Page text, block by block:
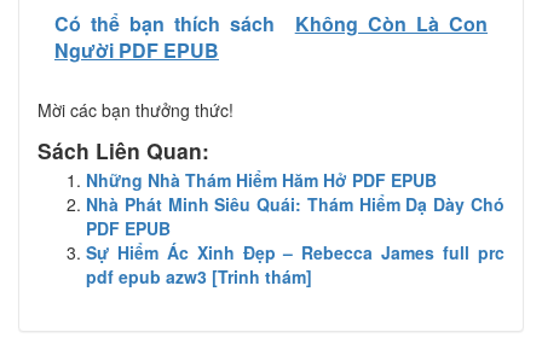
Có thể bạn thích sách
Không Còn Là Con
Người PDF EPUB
Mời các bạn thưởng thức!
Sách Liên Quan:
Những Nhà Thám Hiểm Hăm Hở PDF EPUB
Nhà Phát Minh Siêu Quái: Thám Hiểm Dạ Dày Chó
PDF EPUB
Sự Hiểm Ác Xinh Đẹp – Rebecca James full prc
pdf epub azw3 [Trinh thám]